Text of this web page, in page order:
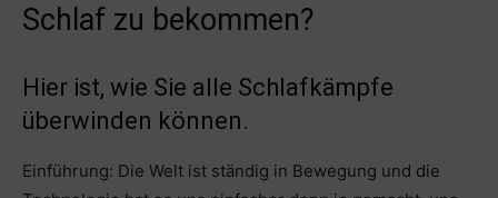
Schlaf zu bekommen?
Hier ist, wie Sie alle Schlafkämpfe
überwinden können.
Einführung: Die Welt ist ständig in Bewegung und die